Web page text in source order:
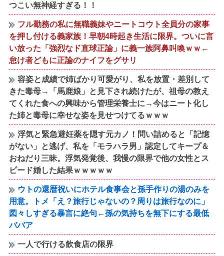
つこい無神経すぎる！！
フル勤務の私に無職義妹やニートコウト全員分の家事
を押し付ける義家族！早朝4時起き生活に限界。ついに言
い放った「強烈なド直球正論」に義一族阿鼻叫喚ｗｗ←
怠け者どもに正論のナイフをグサリ
容姿と成績で姉ばかり可愛がり、私を放置・差別して
きた毒母→「馬鹿娘」と見下され続けたが、祖母の教え
てくれた食への興味から管理栄養士に→今はニート化し
た姉と毒母に幸せな姿を見せつけてるｗｗｗ
浮気と緊急避妊薬を隠す元カノ！問い詰めると「記憶
がない」と逃げ、私を「モラハラ男」認定してキープ＆
おねだり三昧。浮気発覚後、我慢の限界で他の女性とス
ピード婚した結果ｗｗｗｗｗ
ウトの還暦祝いにホテル食事会と孫手作りの湯のみを
用意。トメ「え？旅行じゃないの？周りは旅行なのに」
図々しすぎる暴言に絶句←孫の気持ちを無下にする最低
ババア
一人で行ける飲食店の限界